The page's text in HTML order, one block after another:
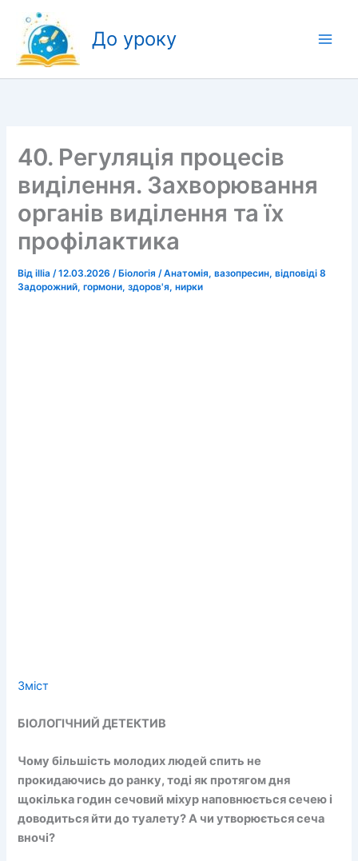
Перейти
вмісту
До уроку
40. Регуляція процесів
виділення. Захворювання
органів виділення та їх
профілактика
Відillia/12.03.2026/ Біологія /Анатомія,вазопресин,відповіді 8
Задорожний,гормони,здоров'я,нирки
Зміст
БІОЛОГІЧНИЙ ДЕТЕКТИВ
Чому більшість молодих людей спить не
прокидаючись до ранку, тоді як протягом дня
щокілька годин сечовий міхур наповнюється сечею і
доводиться йти до туалету? А чи утворюється сеча
вночі?